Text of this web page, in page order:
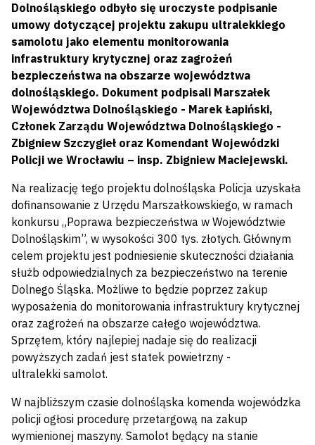
Dolnośląskiego odbyło się uroczyste podpisanie
umowy dotyczącej projektu zakupu ultralekkiego
samolotu jako elementu monitorowania
infrastruktury krytycznej oraz zagrożeń
bezpieczeństwa na obszarze województwa
dolnośląskiego. Dokument podpisali Marszałek
Województwa Dolnośląskiego - Marek Łapiński,
Członek Zarządu Województwa Dolnośląskiego -
Zbigniew Szczygieł oraz Komendant Wojewódzki
Policji we Wrocławiu – insp. Zbigniew Maciejewski.
Na realizację tego projektu dolnośląska Policja uzyskała
dofinansowanie z Urzędu Marszałkowskiego, w ramach
konkursu „Poprawa bezpieczeństwa w Województwie
Dolnośląskim”, w wysokości 300 tys. złotych. Głównym
celem projektu jest podniesienie skuteczności działania
służb odpowiedzialnych za bezpieczeństwo na terenie
Dolnego Śląska. Możliwe to będzie poprzez zakup
wyposażenia do monitorowania infrastruktury krytycznej
oraz zagrożeń na obszarze całego województwa.
Sprzętem, który najlepiej nadaje się do realizacji
powyższych zadań jest statek powietrzny -
ultralekki samolot.
W najbliższym czasie dolnośląska komenda wojewódzka
policji ogłosi procedurę przetargową na zakup
wymienionej maszyny. Samolot będący na stanie